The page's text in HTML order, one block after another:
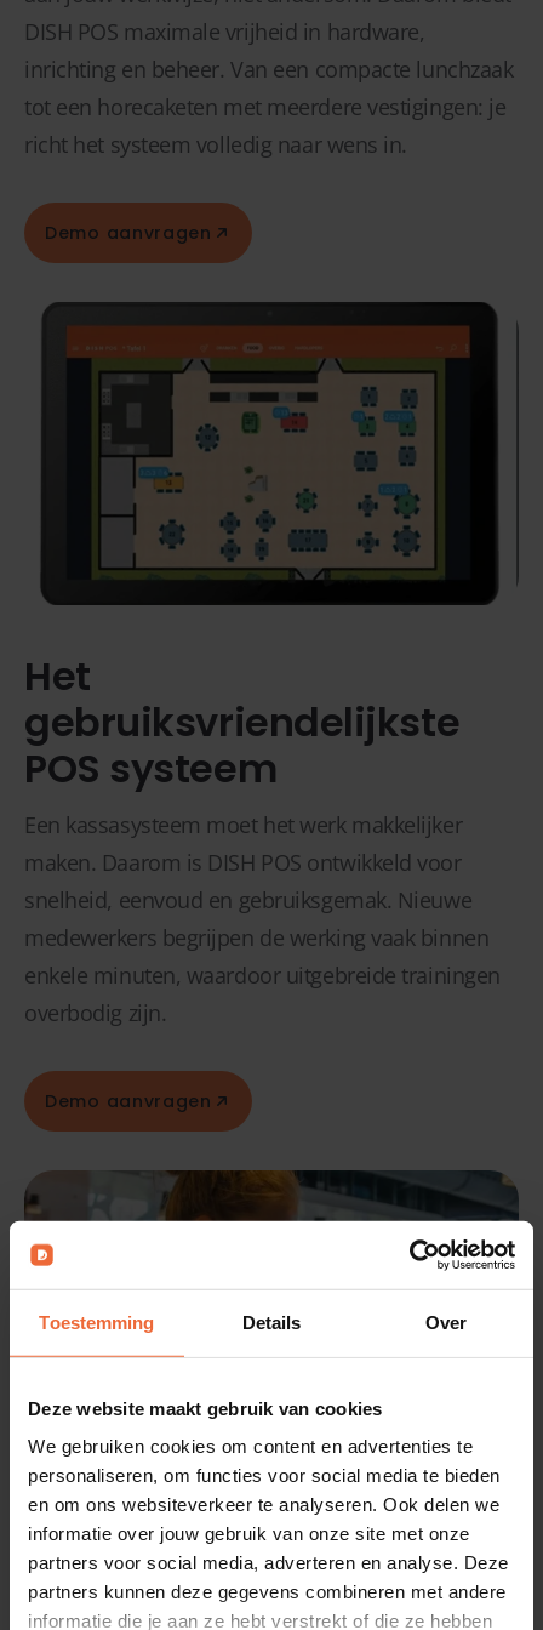
Toestemming Details Over
Deze website maakt gebruik van cookies
We gebruiken cookies om content en advertenties te
personaliseren, om functies voor social media te bieden
en om ons websiteverkeer te analyseren. Ook delen we
informatie over jouw gebruik van onze site met onze
partners voor social media, adverteren en analyse. Deze
partners kunnen deze gegevens combineren met andere
informatie die je aan ze hebt verstrekt of die ze hebben
DISH POS maximale vrijheid in hardware,
inrichting en beheer. Van een compacte lunchzaak
tot een horecaketen met meerdere vestigingen: je
richt het systeem volledig naar wens in.
Demo aanvragen
Het
gebruiksvriendelijkste
POS systeem
Een kassasysteem moet het werk makkelijker
maken. Daarom is DISH POS ontwikkeld voor
snelheid, eenvoud en gebruiksgemak. Nieuwe
medewerkers begrijpen de werking vaak binnen
enkele minuten, waardoor uitgebreide trainingen
overbodig zijn.
Demo aanvragen
Maximale flexibiliteit
voor jouw